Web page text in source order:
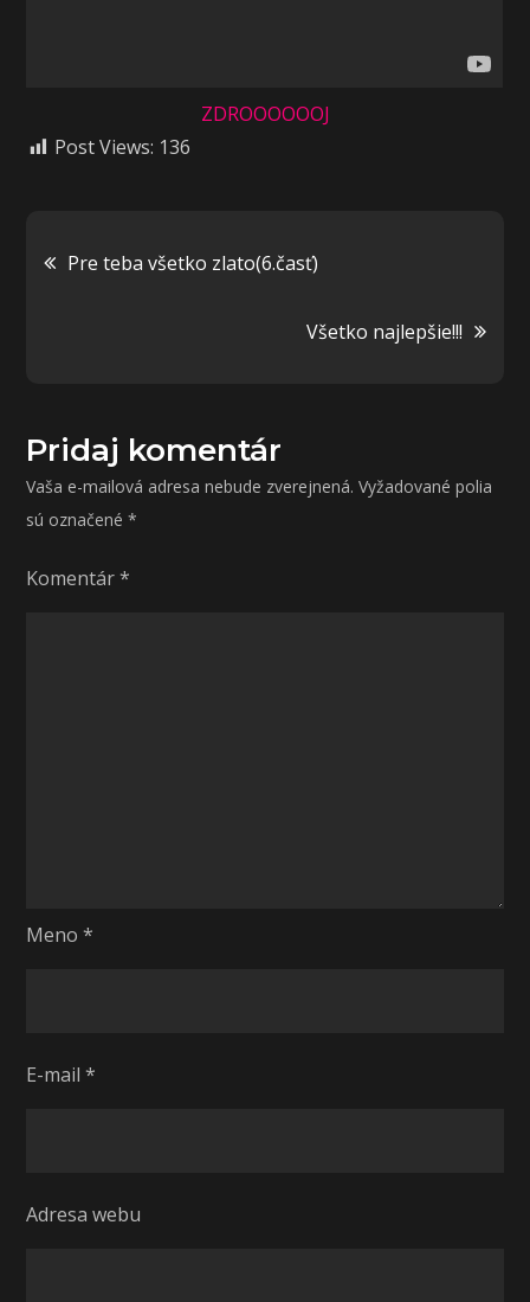
ZDROOOOOOJ
Post Views: 136
Navigácia
Pre teba všetko zlato(6.časť)
Všetko najlepšie!!!
Pridaj komentár
Vaša e-mailová adresa nebude zverejnená. Vyžadované polia
sú označené*
Komentár*
Meno*
E-mail*
Adresa webu